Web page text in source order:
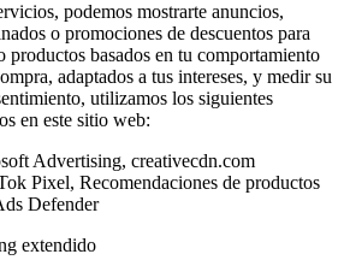
podemos mostrarte anuncios,
o promociones de descuentos para
productos basados en tu comportamiento
adaptados a tus intereses, y medir su
utilizamos los siguientes
en este sitio web:
Advertising, creativecdn.com
Pixel, Recomendaciones de productos
Defender
extendido